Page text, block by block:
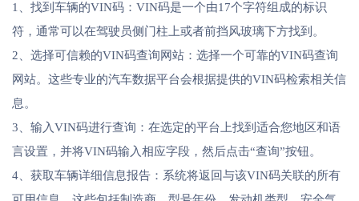
1、找到车辆的VIN码：VIN码是一个由17个字符组成的标识
符，通常可以在驾驶员侧门柱上或者前挡风玻璃下方找到。
2、选择可信赖的VIN码查询网站：选择一个可靠的VIN码查询
网站。这些专业的汽车数据平台会根据提供的VIN码检索相关信
息。
3、输入VIN码进行查询：在选定的平台上找到适合您地区和语
言设置，并将VIN码输入相应字段，然后点击“查询”按钮。
4、获取车辆详细信息报告：系统将返回与该VIN码关联的所有